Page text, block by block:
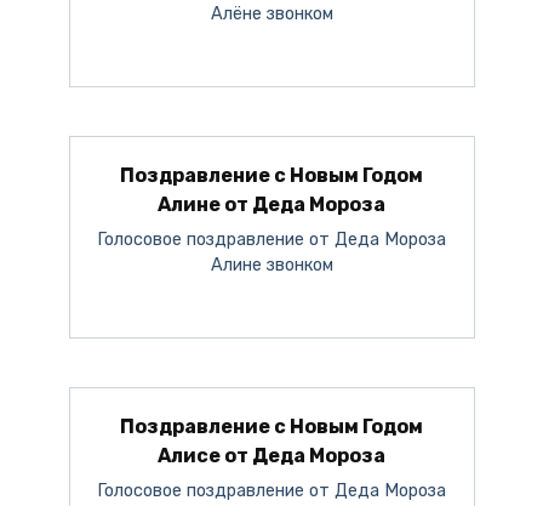
Алёне звонком
Поздравление с Новым Годом
Алине от Деда Мороза
Голосовое поздравление от Деда Мороза
Алине звонком
Поздравление с Новым Годом
Алисе от Деда Мороза
Голосовое поздравление от Деда Мороза